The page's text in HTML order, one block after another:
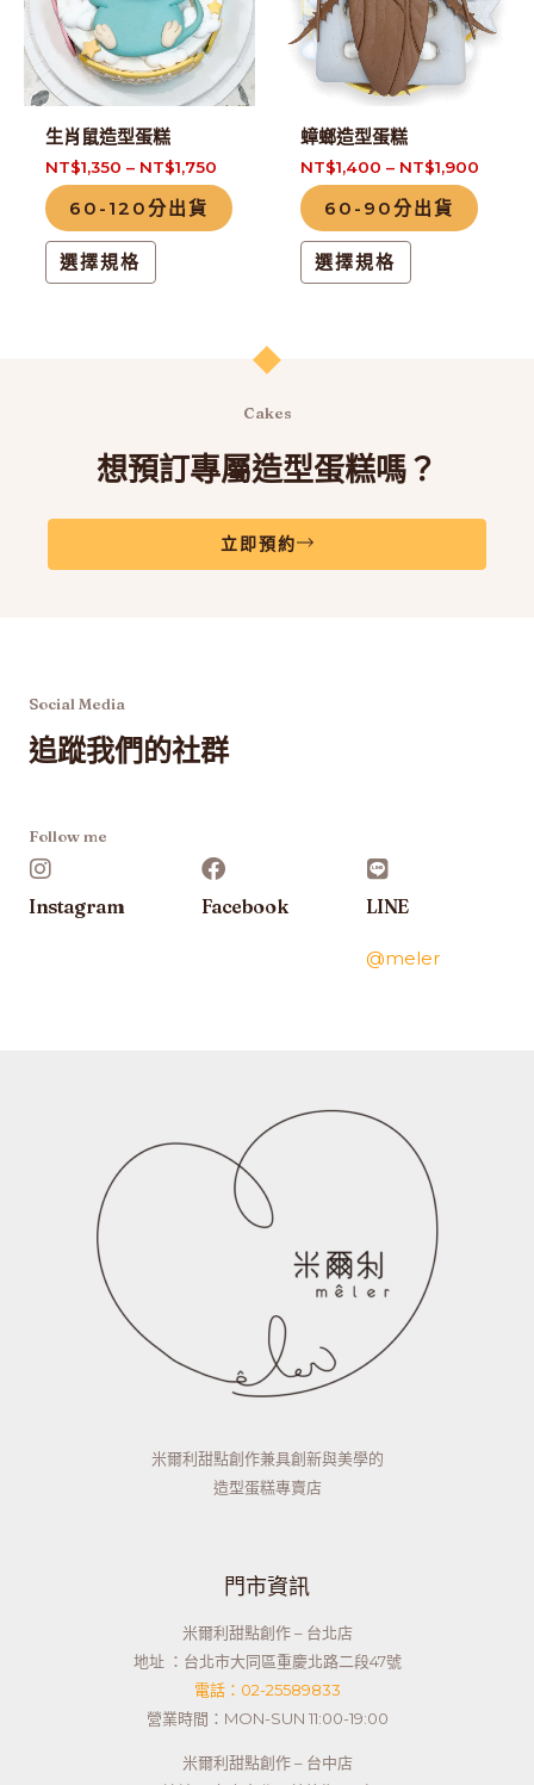
生肖鼠造型蛋糕
NT$1,350 – NT$1,750
60-120分出貨
選擇規格
多
種
款
可
在
產
品
頁
蟑螂造型蛋糕
NT$1,400 – NT$1,900
60-90分出貨
選擇規格
多
種
款
在
產
品
頁
Cakes
想預訂專屬造型蛋糕嗎？
立即預約
Social Media
追蹤我們的社群
Follow me
Instagram Facebook LINE
@meler
米爾利甜點創作兼具創新與美學的
造型蛋糕專賣店
門市資訊
米爾利甜點創作 – 台北店
地址 ：台北市大同區重慶北路二段47號
電話：02-25589833
營業時間：MON-SUN 11:00-19:00
米爾利甜點創作 – 台中店